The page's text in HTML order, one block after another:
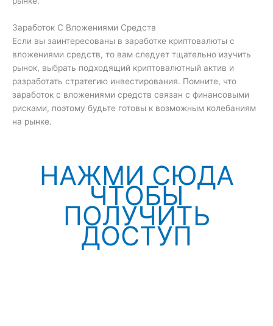
Заработок С Вложениями Средств
Если вы заинтересованы в заработке криптовалюты с
вложениями средств, то вам следует тщательно изучить
рынок, выбрать подходящий криптовалютный актив и
разработать стратегию инвестирования. Помните, что
заработок с вложениями средств связан с финансовыми
рисками, поэтому будьте готовы к возможным колебаниям
на рынке.
НАЖМИ СЮДА
ЧТОБЫ
ПОЛУЧИТЬ
ДОСТУП